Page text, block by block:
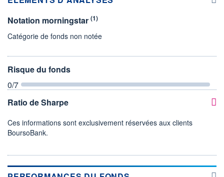
Notation morningstar (1)
Catégorie de fonds non notée
Risque du fonds
0/7
Ratio de Sharpe
Ces informations sont exclusivement réservées aux clients
BoursoBank.